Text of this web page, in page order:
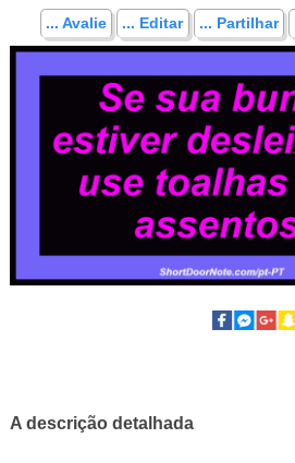
... Avalie ... Editar ... Partilhar
A descrição detalhada